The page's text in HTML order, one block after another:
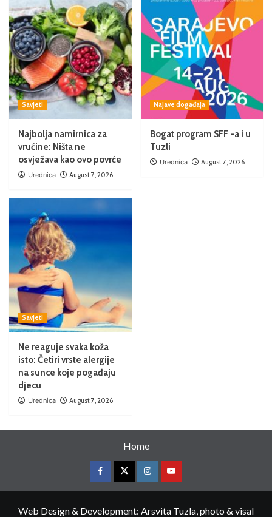
Savjeti
Najbolja namirnica za
vrućine: Ništa ne
osvježava kao ovo povrće
Urednica August 7, 2026
Najave događaja
Bogat program SFF -a i u
Tuzli
Urednica August 7, 2026
Savjeti
Ne reaguje svaka koža
isto: Četiri vrste alergije
na sunce koje pogađaju
djecu
Urednica August 7, 2026
Home
Web Design & Development: Arsvita Tuzla, photo & visal